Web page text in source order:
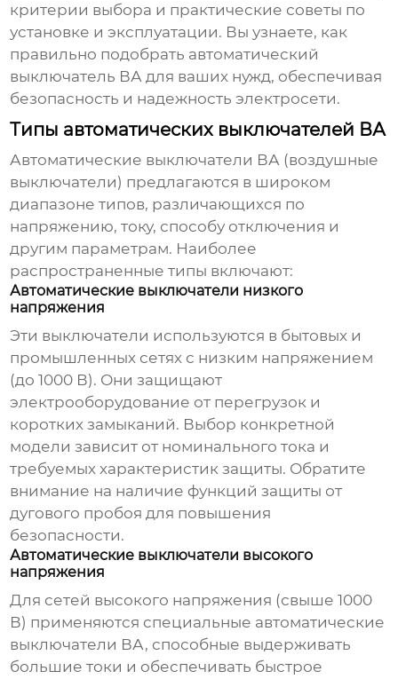
критерии выбора и практические советы по
установке и эксплуатации. Вы узнаете, как
правильно подобрать автоматический
выключатель ВА для ваших нужд, обеспечивая
безопасность и надежность электросети.
Типы автоматических выключателей ВА
Автоматические выключатели ВА (воздушные
выключатели) предлагаются в широком
диапазоне типов, различающихся по
напряжению, току, способу отключения и
другим параметрам. Наиболее
распространенные типы включают:
Автоматические выключатели низкого
напряжения
Эти выключатели используются в бытовых и
промышленных сетях с низким напряжением
(до 1000 В). Они защищают
электрооборудование от перегрузок и
коротких замыканий. Выбор конкретной
модели зависит от номинального тока и
требуемых характеристик защиты. Обратите
внимание на наличие функций защиты от
дугового пробоя для повышения
безопасности.
Автоматические выключатели высокого
напряжения
Для сетей высокого напряжения (свыше 1000
В) применяются специальные автоматические
выключатели ВА, способные выдерживать
большие токи и обеспечивать быстрое